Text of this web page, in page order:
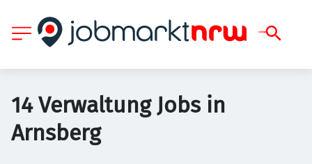
14 Verwaltung Jobs in
Arnsberg